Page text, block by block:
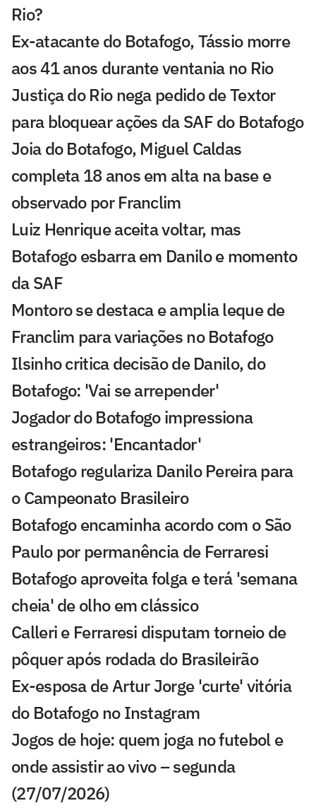
Rio?
Ex-atacante do Botafogo, Tássio morre
aos 41 anos durante ventania no Rio
Justiça do Rio nega pedido de Textor
para bloquear ações da SAF do Botafogo
Joia do Botafogo, Miguel Caldas
completa 18 anos em alta na base e
observado por Franclim
Luiz Henrique aceita voltar, mas
Botafogo esbarra em Danilo e momento
da SAF
Montoro se destaca e amplia leque de
Franclim para variações no Botafogo
Ilsinho critica decisão de Danilo, do
Botafogo: 'Vai se arrepender'
Jogador do Botafogo impressiona
estrangeiros: 'Encantador'
Botafogo regulariza Danilo Pereira para
o Campeonato Brasileiro
Botafogo encaminha acordo com o São
Paulo por permanência de Ferraresi
Botafogo aproveita folga e terá 'semana
cheia' de olho em clássico
Calleri e Ferraresi disputam torneio de
pôquer após rodada do Brasileirão
Ex-esposa de Artur Jorge 'curte' vitória
do Botafogo no Instagram
Jogos de hoje: quem joga no futebol e
onde assistir ao vivo – segunda
(27/07/2026)